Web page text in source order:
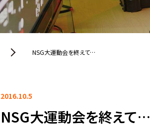
NSG大運動会を終えて…
2016.10.5
NSG大運動会を終えて…